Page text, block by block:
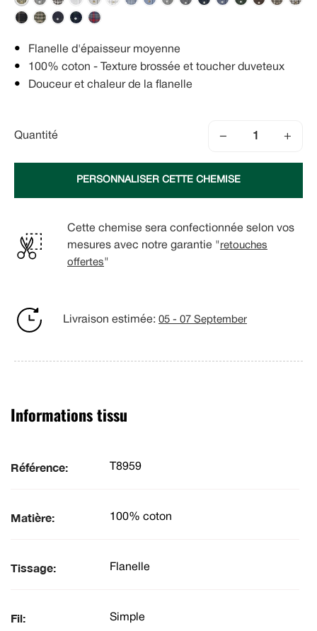
Flanelle d'épaisseur moyenne
100% coton - Texture brossée et toucher duveteux
Douceur et chaleur de la flanelle
Quantité − +
PERSONNALISER CETTE CHEMISE
Cette chemise sera confectionnée selon vos
mesures avec notre garantie " retouches
offertes"
Livraison estimée: 05 - 07 September
Informations tissu
Référence: T8959
Matière: 100% coton
Tissage: Flanelle
Fil: Simple